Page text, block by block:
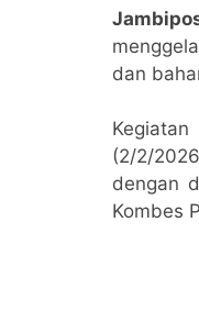
dan
(2/2/
dengan
Kombes